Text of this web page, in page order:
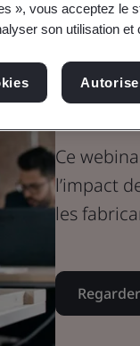
Confiance
La
de
Ce
l’impact
les
», vous acceptez le
son utilisation